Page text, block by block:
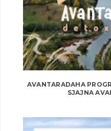
AVANTARADAHA
SJAJNA